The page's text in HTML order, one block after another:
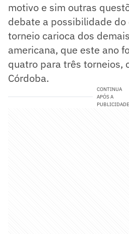
motivo e sim outras
debate a possibilidade
torneio carioca dos
americana, que este ano
quatro para três torneios,
Córdoba.
CONTINUA
APÓS A
PUBLICIDADE